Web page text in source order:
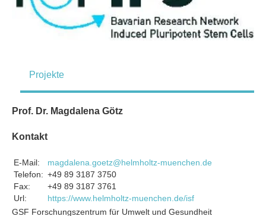
Projekte
Prof. Dr. Magdalena Götz
Kontakt
E-Mail:
magdalena.goetz@helmholtz-muenchen.de
Telefon: +49 89 3187 3750
Fax:
+49 89 3187 3761
Url:
https://www.helmholtz-muenchen.de/isf
GSF Forschungszentrum für Umwelt und Gesundheit